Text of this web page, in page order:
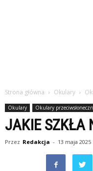
Strona główna Okulary
Okulary Okulary
JAKIE SZKŁA
Przez Redakcja - 13 maja 2025